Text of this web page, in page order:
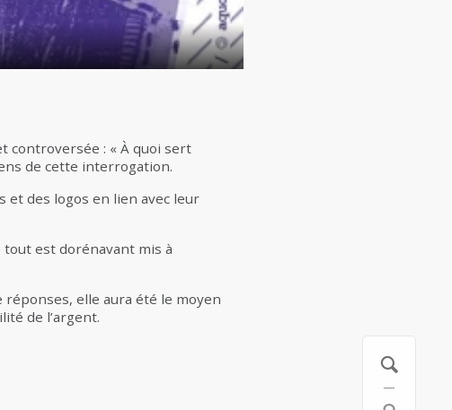
controversée : « À quoi sert
de cette interrogation.
et des logos en lien avec leur
est dorénavant mis à
réponses, elle aura été le moyen
de l’argent.